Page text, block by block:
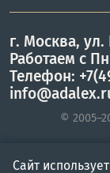
г. Москва,
Работаем с
Телефон:
©
Сайт